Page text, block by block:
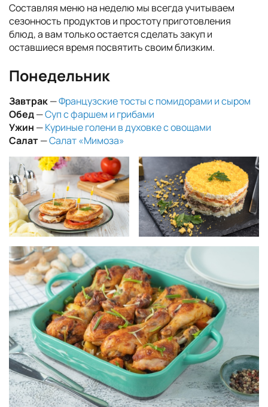
Составляя меню на неделю мы всегда учитываем
сезонность продуктов и простоту приготовления
блюд, а вам только остается сделать закуп и
оставшиеся время посвятить своим близким.
Понедельник
Завтрак—Французские тосты с помидорами и сыром
Обед—Суп с фаршем и грибами
Ужин —Куриные голени в духовке с овощами
Салат—Салат «Мимоза»